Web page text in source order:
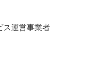
ス運営事業者